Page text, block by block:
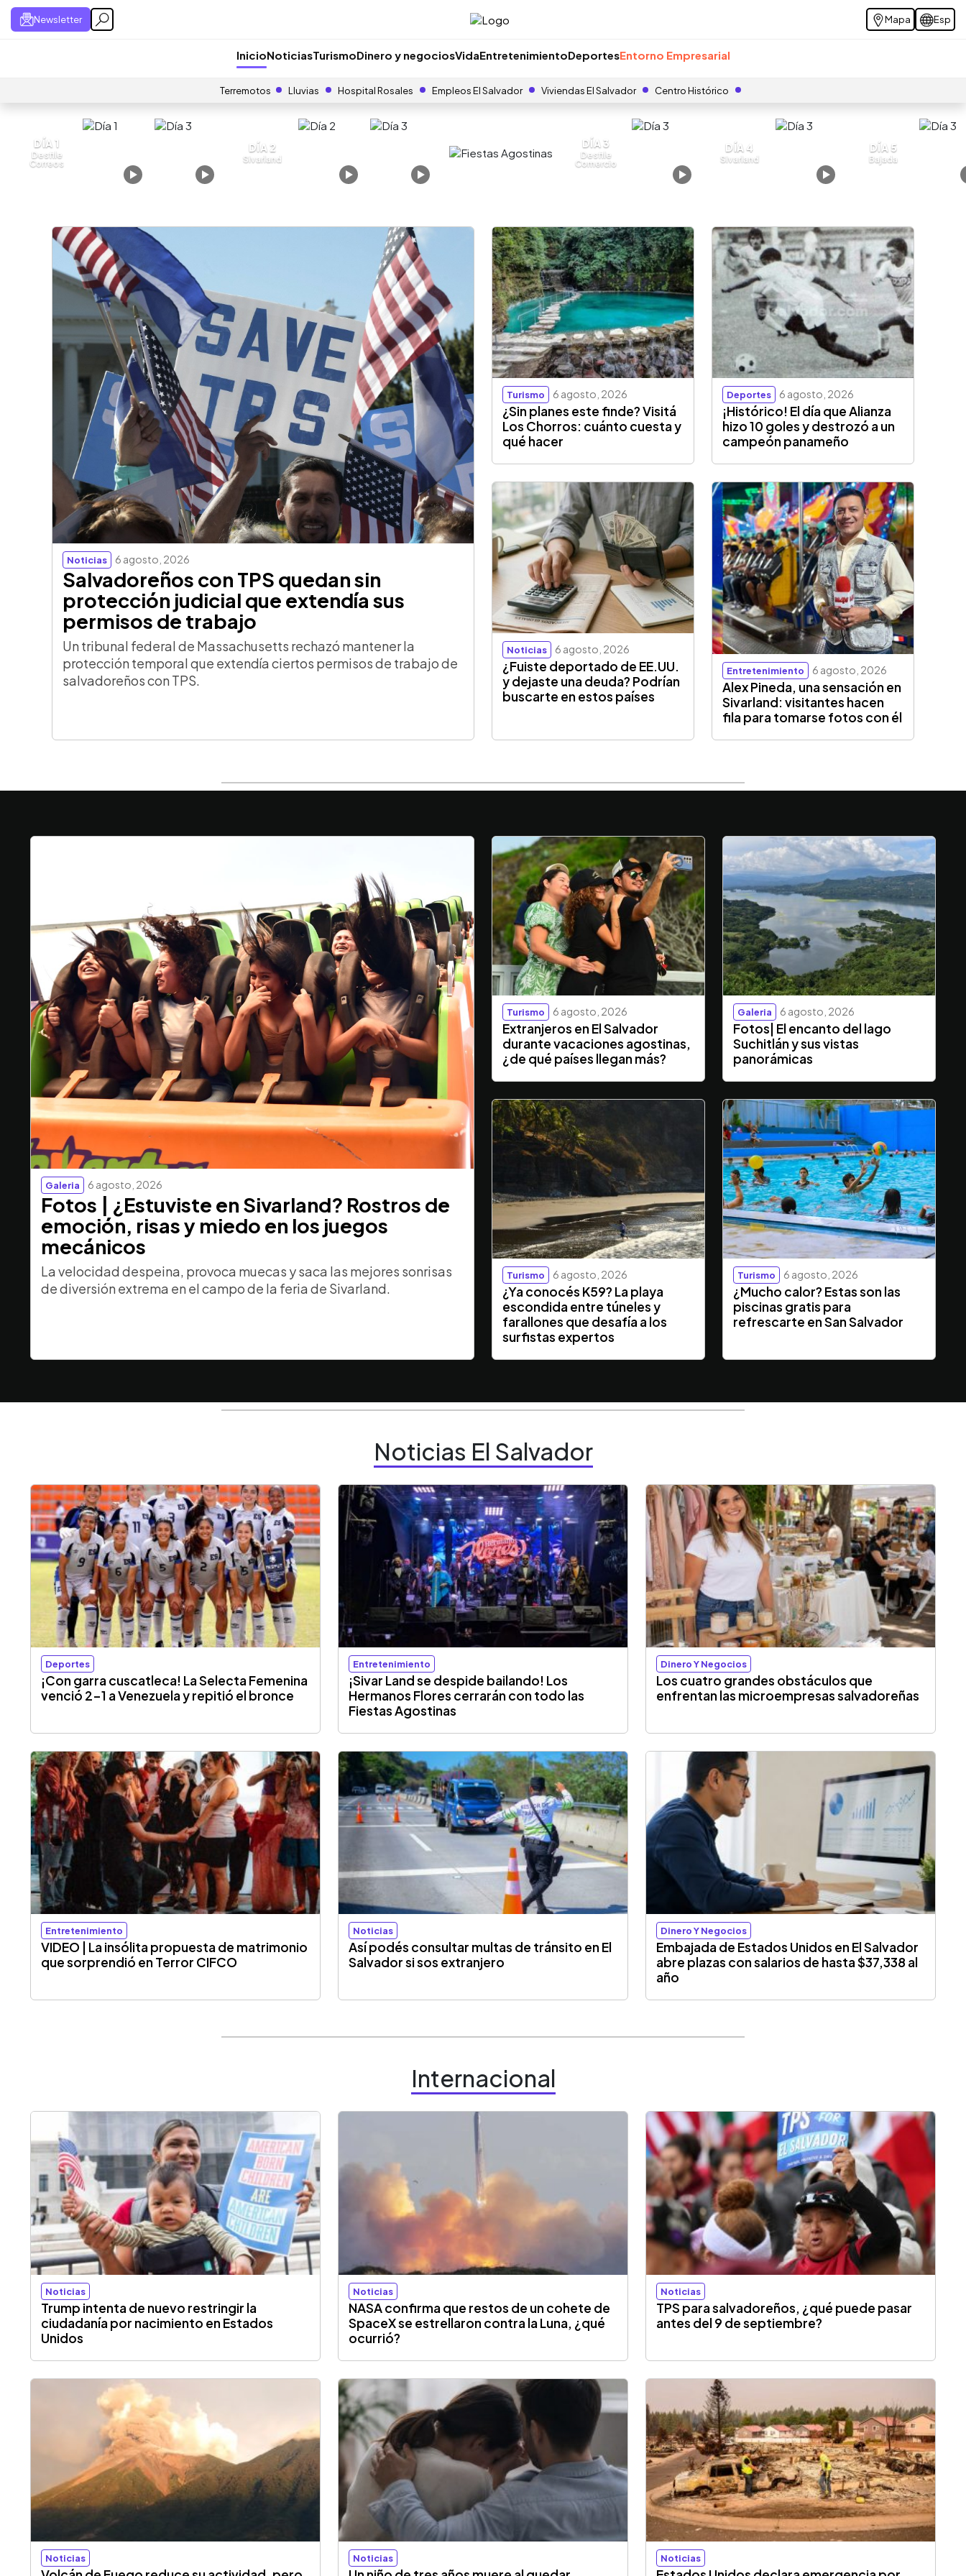
Newsletter Mapa Esp
InicioNoticiasTurismoDinero y negociosVidaEntretenimientoDeportesEntorno Empresarial
Terremotos Lluvias Hospital Rosales Empleos El Salvador Viviendas El Salvador Centro Histórico
DÍA 1
Desfile
Correos
DÍA 2
Sivarland
DÍA 3
Desfile
Comercio
DÍA 4
Sivarland
DÍA 5
Bajada
Noticias 6 agosto, 2026
Salvadoreños con TPS quedan sin
protección judicial que extendía sus
permisos de trabajo
Un tribunal federal de Massachusetts rechazó mantener la
protección temporal que extendía ciertos permisos de trabajo de
salvadoreños con TPS.
Turismo 6 agosto, 2026
¿Sin planes este finde? Visitá
Los Chorros: cuánto cuesta y
qué hacer
Deportes 6 agosto, 2026
¡Histórico! El día que Alianza
hizo 10 goles y destrozó a un
campeón panameño
Noticias 6 agosto, 2026
¿Fuiste deportado de EE.UU.
y dejaste una deuda? Podrían
buscarte en estos países
Entretenimiento 6 agosto, 2026
Alex Pineda, una sensación en
Sivarland: visitantes hacen
fila para tomarse fotos con él
Galeria 6 agosto, 2026
Fotos | ¿Estuviste en Sivarland? Rostros de
emoción, risas y miedo en los juegos
mecánicos
La velocidad despeina, provoca muecas y saca las mejores sonrisas
de diversión extrema en el campo de la feria de Sivarland.
Turismo 6 agosto, 2026
Extranjeros en El Salvador
durante vacaciones agostinas,
¿de qué países llegan más?
Galeria 6 agosto, 2026
Fotos| El encanto del lago
Suchitlán y sus vistas
panorámicas
Turismo 6 agosto, 2026
¿Ya conocés K59? La playa
escondida entre túneles y
farallones que desafía a los
surfistas expertos
Turismo 6 agosto, 2026
¿Mucho calor? Estas son las
piscinas gratis para
refrescarte en San Salvador
Noticias El Salvador
Deportes
¡Con garra cuscatleca! La Selecta Femenina
venció 2-1 a Venezuela y repitió el bronce
Entretenimiento
¡Sivar Land se despide bailando! Los
Hermanos Flores cerrarán con todo las
Fiestas Agostinas
Dinero Y Negocios
Los cuatro grandes obstáculos que
enfrentan las microempresas salvadoreñas
Entretenimiento
VIDEO | La insólita propuesta de matrimonio
que sorprendió en Terror CIFCO
Noticias
Así podés consultar multas de tránsito en El
Salvador si sos extranjero
Dinero Y Negocios
Embajada de Estados Unidos en El Salvador
abre plazas con salarios de hasta $37,338 al
año
Internacional
Noticias
Trump intenta de nuevo restringir la
ciudadanía por nacimiento en Estados
Unidos
Noticias
NASA confirma que restos de un cohete de
SpaceX se estrellaron contra la Luna, ¿qué
ocurrió?
Noticias
TPS para salvadoreños, ¿qué puede pasar
antes del 9 de septiembre?
Noticias Noticias Noticias